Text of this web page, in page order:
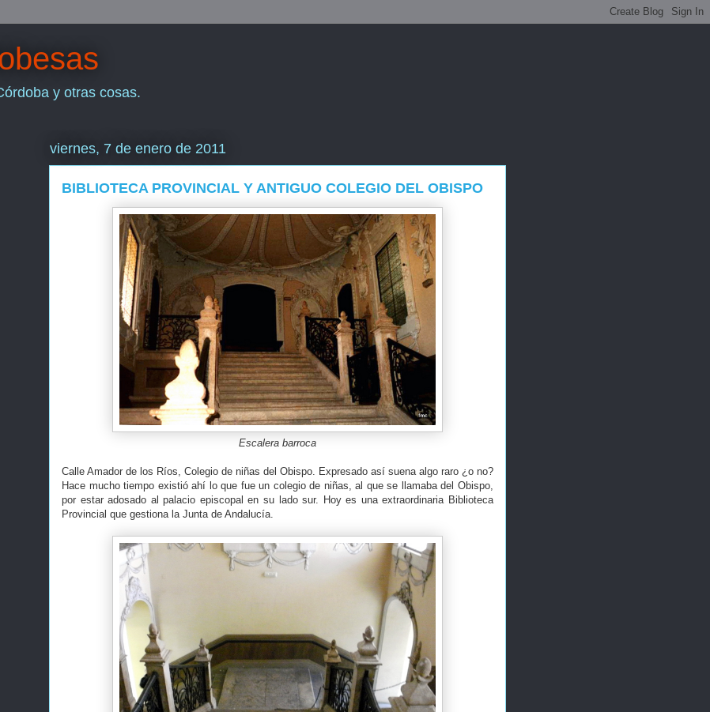
y otras cosas.
viernes, 7 de enero de 2011
BIBLIOTECA PROVINCIAL Y ANTIGUO COLEGIO DEL OBISPO
Escalera barroca
Calle Amador de los Ríos, Colegio de niñas del Obispo. Expresado así suena algo raro ¿o no?
Hace mucho tiempo existió ahí lo que fue un colegio de niñas, al que se llamaba del Obispo,
por estar adosado al palacio episcopal en su lado sur. Hoy es una extraordinaria Biblioteca
Provincial que gestiona la Junta de Andalucía.